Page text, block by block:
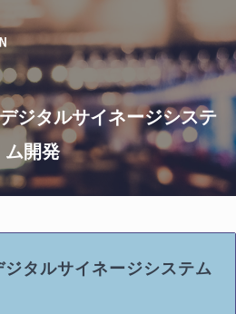
ジタルサイネージシステ
ム開発
ジタルサイネージシステム